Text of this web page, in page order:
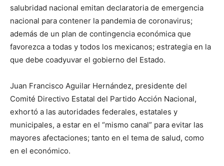
salubridad nacional emitan declaratoria de emergencia
nacional para contener la pandemia de coronavirus;
además de un plan de contingencia económica que
favorezca a todas y todos los mexicanos; estrategia en la
que debe coadyuvar el gobierno del Estado.
Juan Francisco Aguilar Hernández, presidente del
Comité Directivo Estatal del Partido Acción Nacional,
exhortó a las autoridades federales, estatales y
municipales, a estar en el “mismo canal” para evitar las
mayores afectaciones; tanto en el tema de salud, como
en el económico.